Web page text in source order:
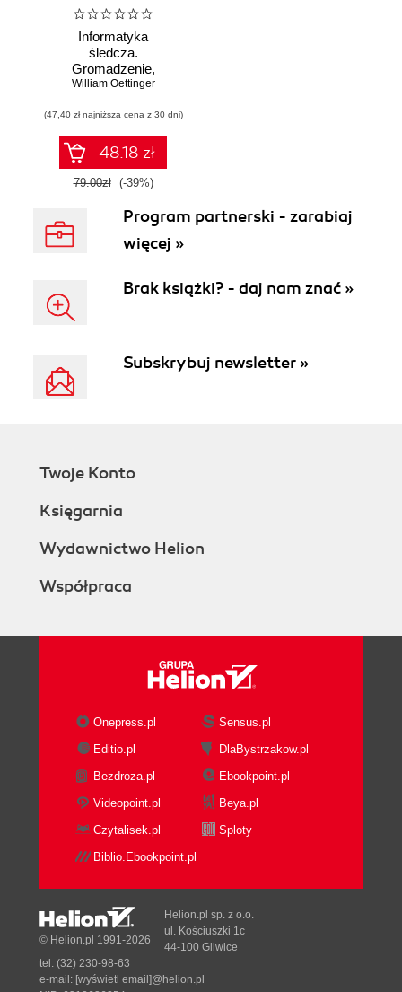
Informatyka
śledcza.
Gromadzenie,
analiza i
dowodów
elektronicznych dla
początkujących.
Wydanie II
William Oettinger
(47,40 zł najniższa cena z 30 dni)
48.18 zł
79.00zł (-39%)
Program partnerski - zarabiaj
więcej »
Brak książki? - daj nam znać »
Subskrybuj newsletter »
Twoje Konto
Księgarnia
Wydawnictwo Helion
Współpraca
Onepress.pl
Sensus.pl
Editio.pl
DlaBystrzakow.pl
Bezdroza.pl
Ebookpoint.pl
Videopoint.pl
Beya.pl
Czytalisek.pl
Sploty
Biblio.Ebookpoint.pl
© Helion.pl 1991-2026
Helion.pl sp. z o.o.
ul. Kościuszki 1c
44-100 Gliwice
tel. (32) 230-98-63
e-mail: [wyświetl email]@helion.pl